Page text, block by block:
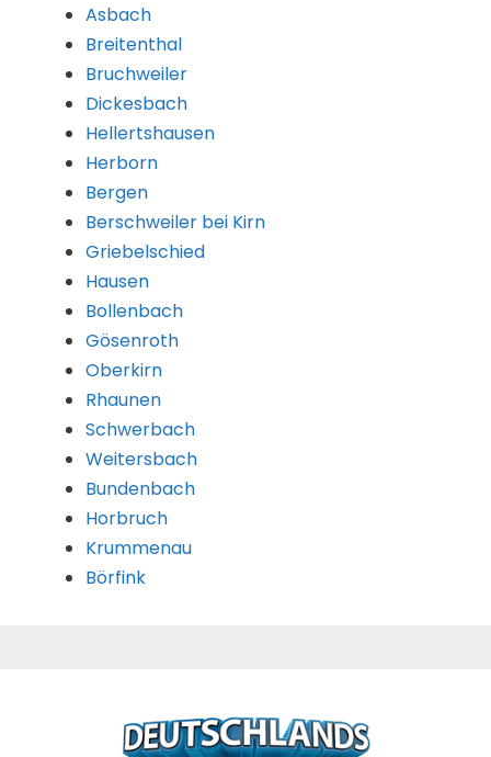
Asbach
Breitenthal
Bruchweiler
Dickesbach
Hellertshausen
Herborn
Bergen
Berschweiler bei Kirn
Griebelschied
Hausen
Bollenbach
Gösenroth
Oberkirn
Rhaunen
Schwerbach
Weitersbach
Bundenbach
Horbruch
Krummenau
Börfink